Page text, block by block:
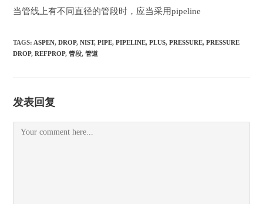
当管线上有不同直径的管段时，应当采用pipeline
TAGS: ASPEN, DROP, NIST, PIPE, PIPELINE, PLUS, PRESSURE, PRESSURE
DROP, REFPROP, 管段, 管道
发表回复
Comment